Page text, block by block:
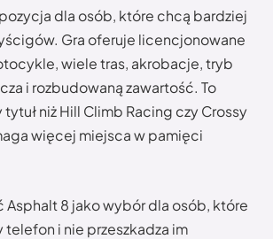
dla osób, które chcą bardziej
Gra oferuje licencjonowane
wiele tras, akrobacje, tryb
i rozbudowaną zawartość. To
tytuł niż Hill Climb Racing czy Crossy
więcej miejsca w pamięci
Asphalt 8 jako wybór dla osób, które
telefon i nie przeszkadza im